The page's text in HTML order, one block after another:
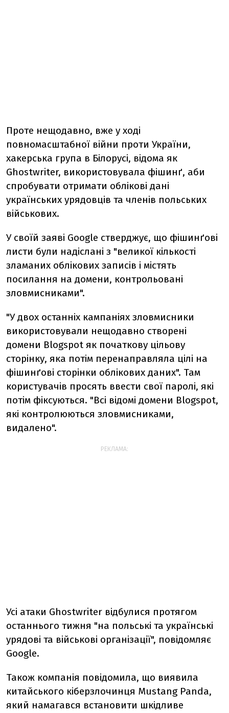
Проте нещодавно, вже у ході
повномасштабної війни проти України,
хакерська група в Білорусі, відома як
Ghostwriter, використовувала фішинґ, аби
спробувати отримати облікові дані
українських урядовців та членів польських
військових.
У своїй заяві Google стверджує, що фішинґові
листи були надіслані з "великої кількості
зламаних облікових записів і містять
посилання на домени, контрольовані
зловмисниками".
"У двох останніх кампаніях зловмисники
використовували нещодавно створені
домени Blogspot як початкову цільову
сторінку, яка потім перенаправляла цілі на
фішинґові сторінки облікових даних". Там
користувачів просять ввести свої паролі, які
потім фіксуються. "Всі відомі домени Blogspot,
які контролюються зловмисниками,
видалено".
РЕКЛАМА:
Усі атаки Ghostwriter відбулися протягом
останнього тижня "на польські та українські
урядові та військові організації", повідомляє
Google.
Також компанія повідомила, що виявила
китайського кіберзлочинця Mustang Panda,
який намагався встановити шкідливе